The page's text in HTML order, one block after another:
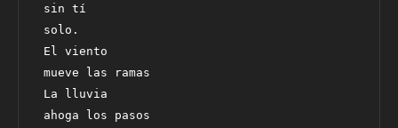
sin tí
solo.
El viento
mueve las ramas
La lluvia
ahoga los pasos